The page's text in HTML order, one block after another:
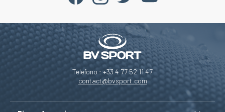
Telefono : +33 4 77 52 11 47
contact@bvsport.com